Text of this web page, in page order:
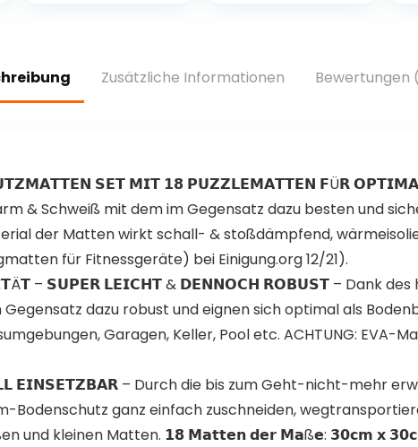
Trainingsband,
für Hüfte Beine
Fitness
Zusätzliche Informationen Bewertungen
𝗦𝗘𝗧 𝗠𝗜𝗧 𝟭𝟴 𝗣𝗨𝗭𝗭𝗟𝗘𝗠𝗔𝗧𝗧𝗘𝗡 𝗙Ü𝗥
& Schweiß mit dem im Gegensatz dazu besten und
der Matten wirkt schall- & stoßdämpfend,
für Fitnessgeräte) bei Einigung.org 12/21).
– 𝗦𝗨𝗣𝗘𝗥 𝗟𝗘𝗜𝗖𝗛𝗧 & 𝗗𝗘𝗡𝗡𝗢𝗖𝗛 𝗥𝗢𝗕𝗨𝗦𝗧 – Dank des
dazu robust und eignen sich optimal als
Garagen, Keller, Pool etc. ACHTUNG: EVA-
– Durch die bis zum Geht-nicht-mehr
Bodenschutz ganz einfach zuschneiden,
und kleinen Matten. 𝟭𝟴 𝗠𝗮𝘁𝘁𝗲𝗻 𝗱𝗲𝗿 𝗠𝗮ß𝗲: 𝟯𝟬𝗰𝗺 𝘅